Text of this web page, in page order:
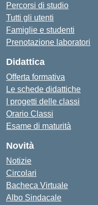
Percorsi di studio
Tutti gli utenti
Famiglie e studenti
Prenotazione laboratori
Didattica
Offerta formativa
Le schede didattiche
I progetti delle classi
Orario Classi
Esame di maturità
Novità
Notizie
Circolari
Bacheca Virtuale
Albo Sindacale